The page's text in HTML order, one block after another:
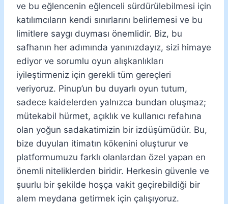
ve bu eğlencenin eğlenceli sürdürülebilmesi için
katılımcıların kendi sınırlarını belirlemesi ve bu
limitlere saygı duyması önemlidir. Biz, bu
safhanın her adımında yanınızdayız, sizi himaye
ediyor ve sorumlu oyun alışkanlıkları
iyileştirmeniz için gerekli tüm gereçleri
veriyoruz. Pinup’un bu duyarlı oyun tutum,
sadece kaidelerden yalnızca bundan oluşmaz;
mütekabil hürmet, açıklık ve kullanıcı refahına
olan yoğun sadakatimizin bir izdüşümüdür. Bu,
bize duyulan itimatın kökenini oluşturur ve
platformumuzu farklı olanlardan özel yapan en
önemli niteliklerden biridir. Herkesin güvenle ve
şuurlu bir şekilde hoşça vakit geçirebildiği bir
alem meydana getirmek için çalışıyoruz.